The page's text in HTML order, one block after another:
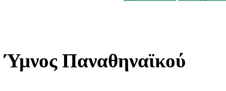
Ύμνος Παναθηναϊκού